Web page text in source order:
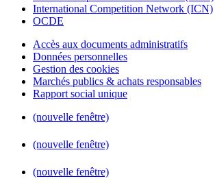
International Competition Network (ICN)
OCDE
Accès aux documents administratifs
Données personnelles
Gestion des cookies
Marchés publics & achats responsables
Rapport social unique
(nouvelle fenêtre)
(nouvelle fenêtre)
(nouvelle fenêtre)